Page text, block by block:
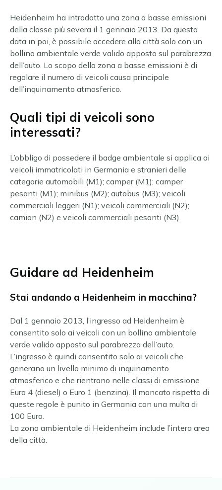
Heidenheim ha introdotto una zona a basse emissioni
della classe più severa il 1 gennaio 2013. Da questa
data in poi, è possibile accedere alla città solo con un
bollino ambientale verde valido apposto sul parabrezza
dell’auto. Lo scopo della zona a basse emissioni è di
regolare il numero di veicoli causa principale
dell’inquinamento atmosferico.
Quali tipi di veicoli sono
interessati?
L’obbligo di possedere il badge ambientale si applica ai
veicoli immatricolati in Germania e stranieri delle
categorie automobili (M1); camper (M1); camper
pesanti (M1); minibus (M2); autobus (M3); veicoli
commerciali leggeri (N1); veicoli commerciali (N2);
camion (N2) e veicoli commerciali pesanti (N3).
Guidare ad Heidenheim
Stai andando a Heidenheim in macchina?
Dal 1 gennaio 2013, l’ingresso ad Heidenheim è
consentito solo ai veicoli con un bollino ambientale
verde valido apposto sul parabrezza dell’auto.
L’ingresso è quindi consentito solo ai veicoli che
generano un livello minimo di inquinamento
atmosferico e che rientrano nelle classi di emissione
Euro 4 (diesel) o Euro 1 (benzina). Il mancato rispetto di
queste regole è punito in Germania con una multa di
100 Euro.
La zona ambientale di Heidenheim include l’intera area
della città.